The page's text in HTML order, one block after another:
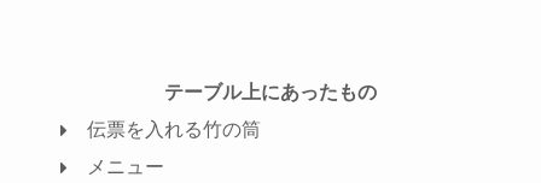
テーブル上にあったもの
伝票を入れる竹の筒
メニュー